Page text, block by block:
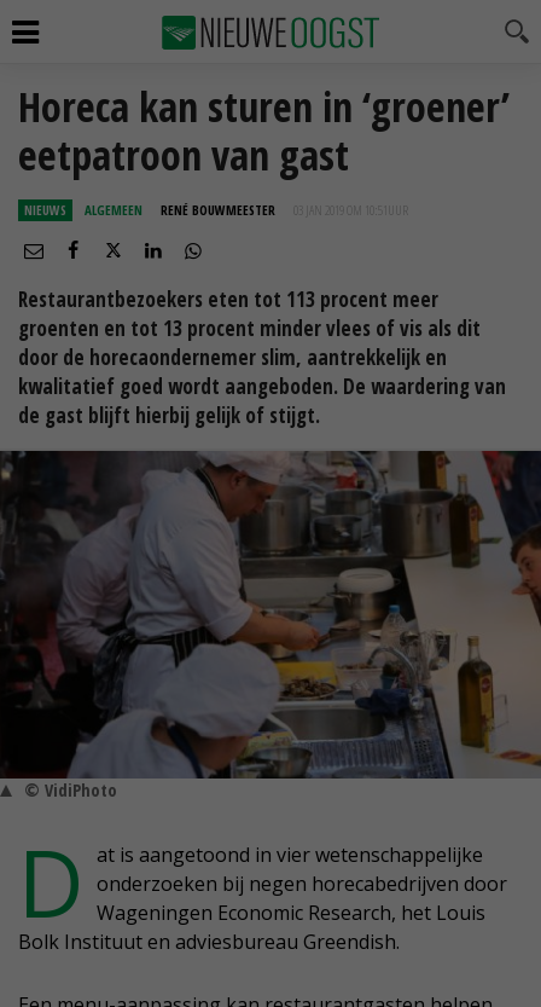
Horeca kan sturen in ‘groener’
eetpatroon van gast
NIEUWS ALGEMEEN RENÉ BOUWMEESTER 03 JAN 2019 OM 10:51
Restaurantbezoekers eten tot 113 procent meer
groenten en tot 13 procent minder vlees of vis als dit
door de horecaondernemer slim, aantrekkelijk en
kwalitatief goed wordt aangeboden. De waardering van
de gast blijft hierbij gelijk of stijgt.
© VidiPhoto
D
at is aangetoond in vier wetenschappelijke
onderzoeken bij negen horecabedrijven door
Wageningen Economic Research, het Louis
Bolk Instituut en adviesbureau Greendish.